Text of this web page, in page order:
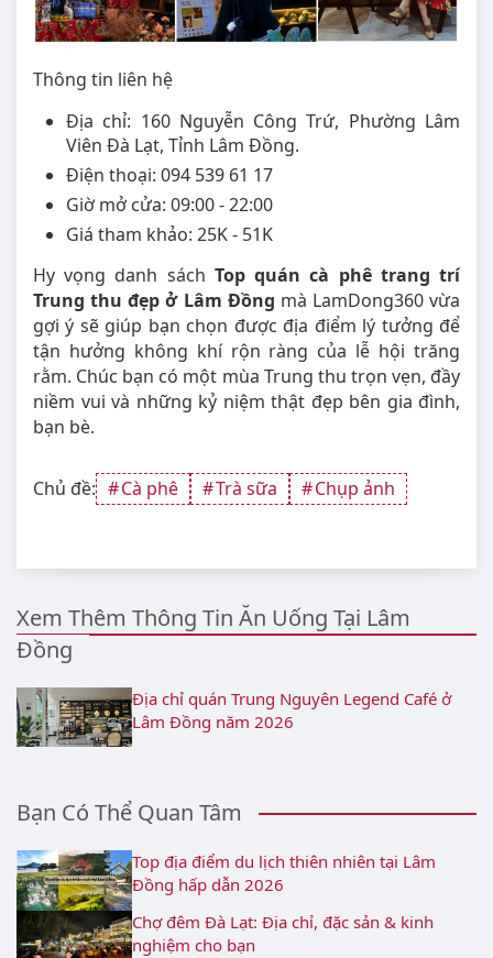
Thông tin liên hệ
Địa chỉ: 160 Nguyễn Công Trứ, Phường Lâm
Viên Đà Lạt, Tỉnh Lâm Đồng.
Điện thoại: 094 539 61 17
Giờ mở cửa: 09:00 - 22:00
Giá tham khảo: 25K - 51K
Hy vọng danh sách Top quán cà phê trang trí
Trung thu đẹp ở Lâm Đồng mà LamDong360 vừa
gợi ý sẽ giúp bạn chọn được địa điểm lý tưởng để
tận hưởng không khí rộn ràng của lễ hội trăng
rằm. Chúc bạn có một mùa Trung thu trọn vẹn, đầy
niềm vui và những kỷ niệm thật đẹp bên gia đình,
bạn bè.
Chủ đề: Cà phê Trà sữa Chụp ảnh
Xem Thêm Thông Tin Ăn Uống Tại Lâm
Đồng
Địa chỉ quán Trung Nguyên Legend Café ở
Lâm Đồng năm 2026
Bạn Có Thể Quan Tâm
Top địa điểm du lịch thiên nhiên tại Lâm
Đồng hấp dẫn 2026
Chợ đêm Đà Lạt: Địa chỉ, đặc sản & kinh
nghiệm cho bạn